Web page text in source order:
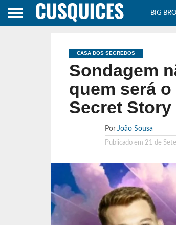
BIG
CASA DOS SEGREDOS
Sondagem
quem será
Secret Story
Por João Sousa
Publicado em 21 de